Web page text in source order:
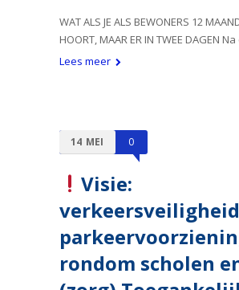
WAT ALS JE ALS BEWONERS 12
HOORT, MAAR ER IN TWEE DAGEN
Lees meer
14 MEI 0
Visie:
rondom scholen